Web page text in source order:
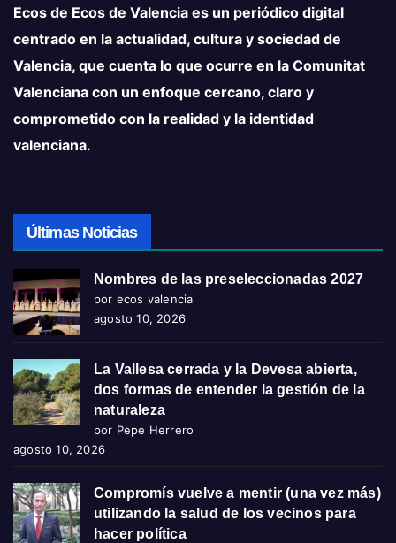
Ecos de Ecos de Valencia es un periódico digital
centrado en la actualidad, cultura y sociedad de
Valencia, que cuenta lo que ocurre en la Comunitat
Valenciana con un enfoque cercano, claro y
comprometido con la realidad y la identidad
valenciana.
Últimas Noticias
Nombres de las preseleccionadas 2027
por ecos valencia
agosto 10, 2026
La Vallesa cerrada y la Devesa abierta,
dos formas de entender la gestión de la
naturaleza
por Pepe Herrero
agosto 10, 2026
Compromís vuelve a mentir (una vez más)
utilizando la salud de los vecinos para
hacer política